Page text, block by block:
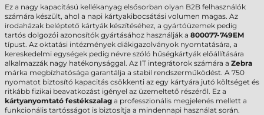
Ez a nagy kapacitású kellékanyag elsősorban olyan B2B felhasználók
számára készült, ahol a napi kártyakibocsátási volumen magas. Az
irodaházak beléptető kártyák készítéséhez, a gyártóüzemek pedig
tartós dolgozói azonosítók gyártásához használják a 800077-749EM
típust. Az oktatási intézmények diákigazolványok nyomtatására, a
kereskedelmi egységek pedig névre szóló hűségkártyák előállítására
alkalmazzák nagy hatékonysággal. Az IT integrátorok számára a Zebra
márka megbízhatósága garantálja a stabil rendszerműködést. A 750
nyomatot biztosító kapacitás csökkenti az egy kártyára jutó költséget és
ritkább fizikai beavatkozást igényel az üzemeltető részéről. Ez a
kártyanyomtató festékszalag a professzionális megjelenés mellett a
funkcionális tartósságot is biztosítja a mindennapi használat során.